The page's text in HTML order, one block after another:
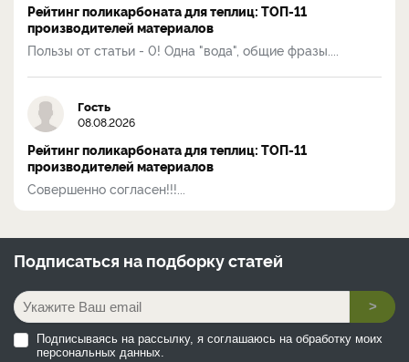
Рейтинг поликарбоната для теплиц: ТОП-11
производителей материалов
Пользы от статьи - 0! Одна "вода", общие фразы....
Гость
08.08.2026
Рейтинг поликарбоната для теплиц: ТОП-11
производителей материалов
Совершенно согласен!!!...
Подписаться на подборку статей
>
Подписываясь на рассылку, я соглашаюсь на обработку моих
персональных данных.